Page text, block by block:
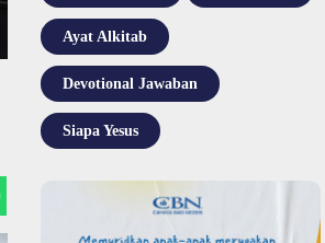
Ayat Alkitab
Devotional Jawaban
Siapa Yesus